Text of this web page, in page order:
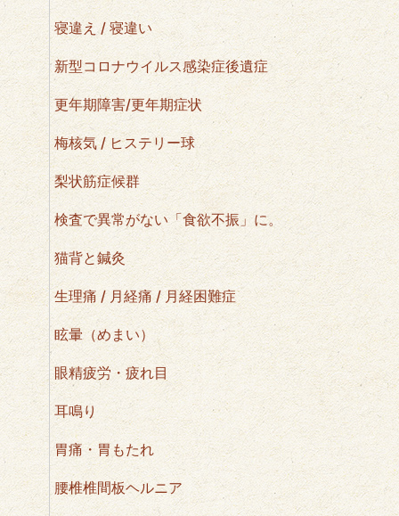
寝違え / 寝違い
新型コロナウイルス感染症後遺症
更年期障害/更年期症状
梅核気 / ヒステリー球
梨状筋症候群
検査で異常がない「食欲不振」に。
猫背と鍼灸
生理痛 / 月経痛 / 月経困難症
眩暈（めまい）
眼精疲労・疲れ目
耳鳴り
胃痛・胃もたれ
腰椎椎間板ヘルニア